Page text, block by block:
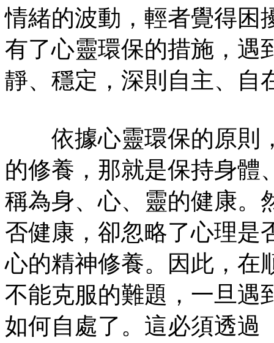
情緒的波動，輕者覺得困
有了心靈環保的措施，遇
靜、穩定，深則自主、自
依據心靈環保的原則
的修養，那就是保持身體
稱為身、心、靈的健康。
否健康，卻忽略了心理是
心的精神修養。因此，在
不能克服的難題，一旦遇
如何自處了。這必須透過